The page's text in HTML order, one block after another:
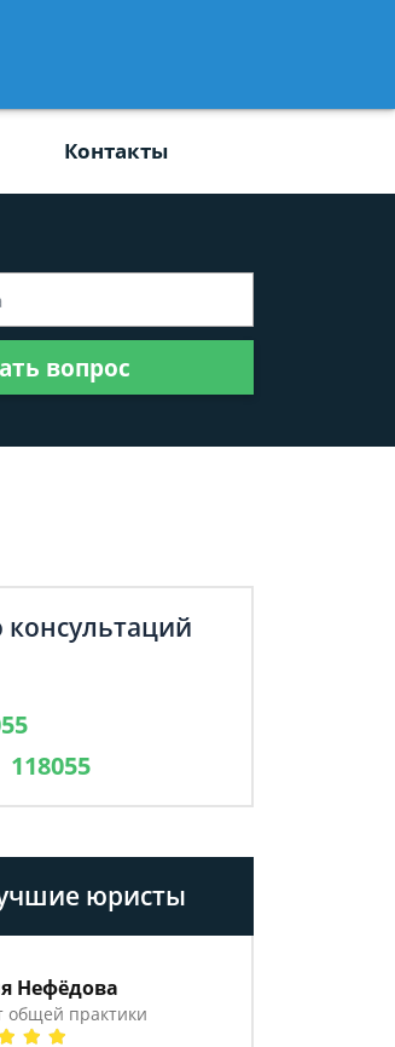
Контакты
вопрос
консультаций
118055
юристы
Нефёдова
общей практики